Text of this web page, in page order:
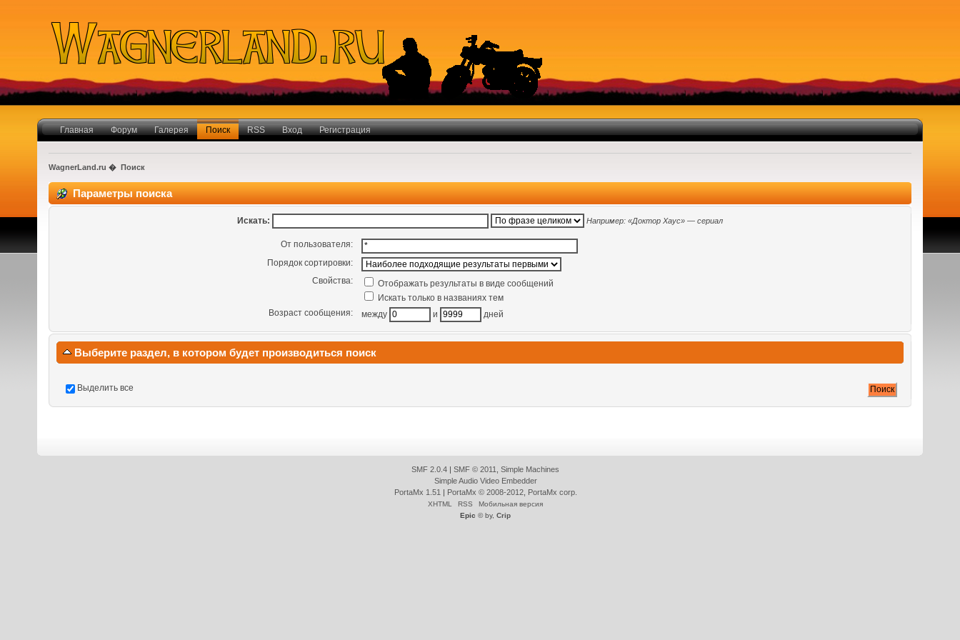
Главная Форум Галерея Поиск RSS Вход Регистрация
WagnerLand.ru � Поиск
Параметры поиска
Искать: Например: «Доктор Хаус» — сериал
От пользователя:
Порядок сортировки:
Свойства:
Отображать результаты в виде сообщений
Искать только в названиях тем
Возраст сообщения:
между и дней
Выберите раздел, в котором будет производиться поиск
Выделить все
SMF 2.0.4 SMF © 2011
Simple Machines
Simple Audio Video Embedder
PortaMx 1.51
PortaMx © 2008-2012, PortaMx corp.
XHTML RSS
Мобильная версия
Epic © by, Crip